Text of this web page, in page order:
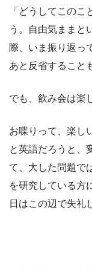
「どうしてこの
う。自由気ままと
際、いま振り返っ
あと反省すること
でも、飲み会は楽
お喋りって、楽し
と英語だろうと、
て、大した問題で
を研究している
日はこの辺で失礼